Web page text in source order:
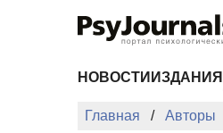
НОВОСТИ ИЗДАНИЯ
Главная Авторы